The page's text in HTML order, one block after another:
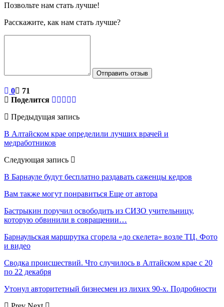
Позвольте нам стать лучше!
Расскажите, как нам стать лучше?
Отправить отзыв
0
71
Поделится
Предыдущая запись
В Алтайском крае определили лучших врачей и
медработников
Следующая запись
В Барнауле будут бесплатно раздавать саженцы кедров
Вам также могут понравиться Еще от автора
Бастрыкин поручил освободить из СИЗО учительницу,
которую обвинили в совращении…
Барнаульская маршрутка сгорела «до скелета» возле ТЦ. Фото
и видео
Сводка происшествий. Что случилось в Алтайском крае с 20
по 22 декабря
Утонул авторитетный бизнесмен из лихих 90-х. Подробности